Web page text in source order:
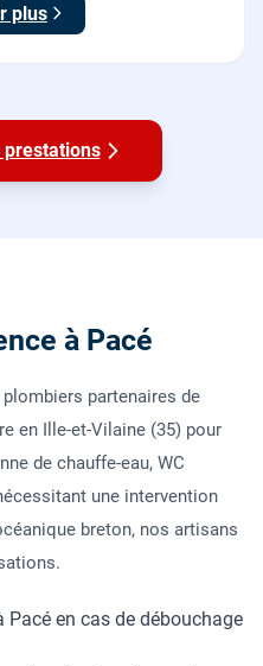
plus
prestations
à Pacé
plombiers partenaires de
en Ille-et-Vilaine (35) pour
de chauffe-eau, WC
une intervention
breton, nos artisans
Pacé en cas de débouchage